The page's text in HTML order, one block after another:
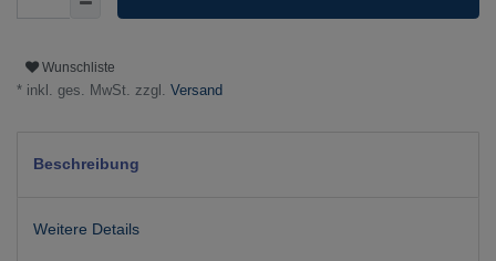
Wunschliste
* inkl. ges. MwSt. zzgl. Versand
Beschreibung
Weitere Details